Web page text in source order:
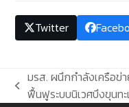
Twitter
previous
มรส. ผนึกกำลังเครือข่
ฟื้นฟูระบบนิเวศบึงขุนทะ